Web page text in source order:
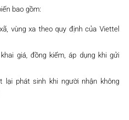
bao gồm:
vùng xa theo quy định của Viettel
giá, đồng kiểm, áp dụng khi gửi
lại phát sinh khi người nhận không